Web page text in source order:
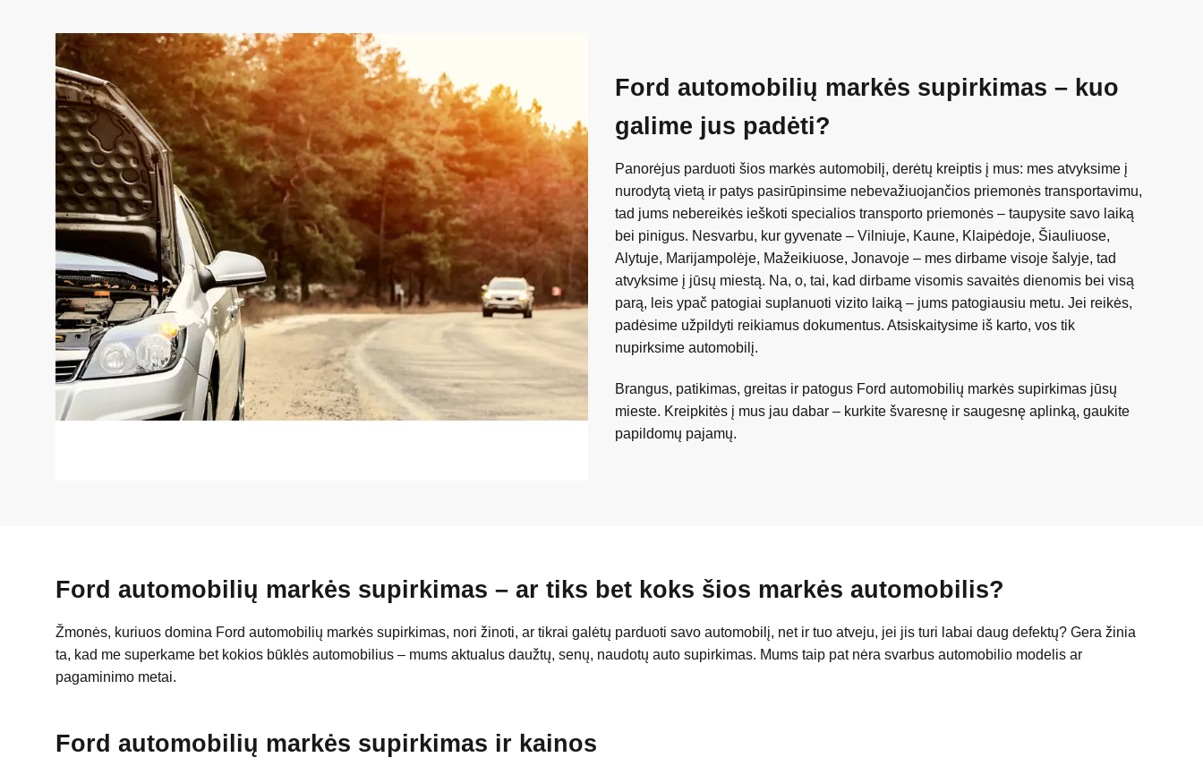
Ford automobilių markės supirkimas – kuo
galime jus padėti?
Panorėjus parduoti šios markės automobilį, derėtų kreiptis į mus: mes atvyksime į
nurodytą vietą ir patys pasirūpinsime nebevažiuojančios priemonės transportavimu,
tad jums nebereikės ieškoti specialios transporto priemonės – taupysite savo laiką
bei pinigus. Nesvarbu, kur gyvenate – Vilniuje, Kaune, Klaipėdoje, Šiauliuose,
Alytuje, Marijampolėje, Mažeikiuose, Jonavoje – mes dirbame visoje šalyje, tad
atvyksime į jūsų miestą. Na, o, tai, kad dirbame visomis savaitės dienomis bei visą
parą, leis ypač patogiai suplanuoti vizito laiką – jums patogiausiu metu. Jei reikės,
padėsime užpildyti reikiamus dokumentus. Atsiskaitysime iš karto, vos tik
nupirksime automobilį.
Brangus, patikimas, greitas ir patogus Ford automobilių markės supirkimas jūsų
mieste. Kreipkitės į mus jau dabar – kurkite švaresnę ir saugesnę aplinką, gaukite
papildomų pajamų.
Ford automobilių markės supirkimas – ar tiks bet koks šios markės automobilis?
Žmonės, kuriuos domina Ford automobilių markės supirkimas, nori žinoti, ar tikrai galėtų parduoti savo automobilį, net ir tuo atveju, jei jis turi labai daug defektų? Gera žinia
ta, kad me superkame bet kokios būklės automobilius – mums aktualus daužtų, senų, naudotų auto supirkimas. Mums taip pat nėra svarbus automobilio modelis ar
pagaminimo metai.
Ford automobilių markės supirkimas ir kainos